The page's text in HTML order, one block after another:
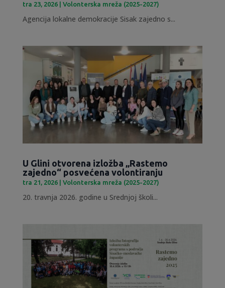
tra 23, 2026| Volonterska mreža (2025-2027)
Agencija lokalne demokracije Sisak zajedno s...
U Glini otvorena izložba „Rastemo
zajedno“ posvećena volontiranju
tra 21, 2026| Volonterska mreža (2025-2027)
20. travnja 2026. godine u Srednjoj školi...